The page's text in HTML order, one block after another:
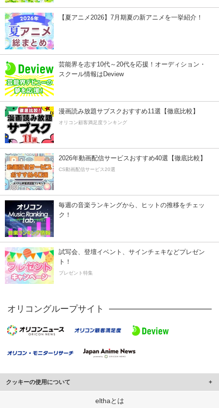
【夏アニメ2026】7月期夏の新アニメを一挙紹介！
芸能界を志す10代～20代を応援！オーディション・
スクール情報はDeview
漫画読み放題サブスクおすすめ11選【徹底比較】
オリコン顧客満足度ランキング
2026年動画配信サービスおすすめ40選【徹底比較】
CS動画配信サービス20選
毎週の音楽ランキングから、ヒットの推移をチェッ
ク！
試写会、登壇イベント、サインチェキなどプレゼン
ト！
プレゼント特集
オリコングループサイト
クッキーの使用について
このサイトでは Cookie を使用して、ユーザーに合わせたコンテンツや広告の
elthaとは